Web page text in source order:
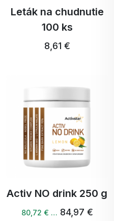
Leták na chudnutie
100 ks
8,61 €
Activ NO drink 250 g
80,72 € … 84,97 €